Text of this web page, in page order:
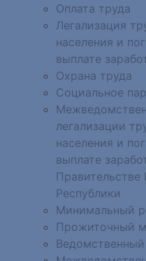
Оплата труда
Легализация
населения и
выплате
Охрана труда
Социальное
легализации
населения и
выплате
Правительстве
Республики
Минимальный
Прожиточный